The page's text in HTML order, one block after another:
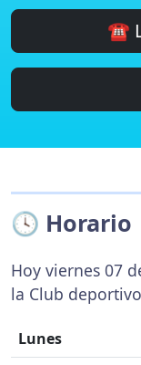
☎️
🕓 Horario
Hoy viernes 07
la Club
Lunes